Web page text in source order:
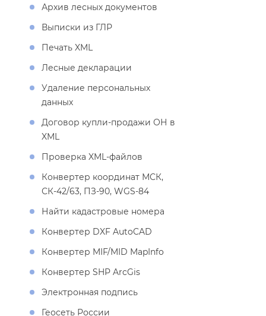
Архив лесных документо
ыписки из ГЛР
Печать XML
Лесные декларации
Удаление персональных
данных
Договор купли-продажи ОН
XML
Проверка XML-файло
Конвертер координат МСК,
СК-42/63, ПЗ-90, WGS-84
Найти кадастровые номера
Конвертер DXF AutoCAD
Конвертер MIF/MID MapInfo
Конвертер SHP ArcGis
Электронная подпись
Геосеть России